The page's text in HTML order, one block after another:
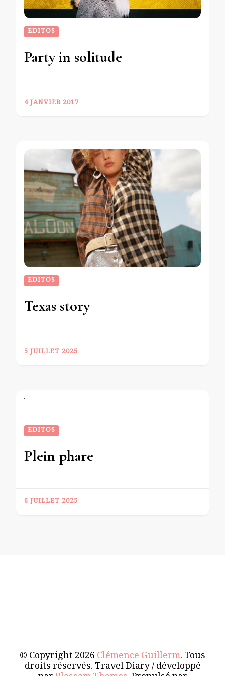
EDITOS
Party in solitude
4 JANVIER 2017
EDITOS
Texas story
5 JUILLET 2025
EDITOS
Plein phare
6 JUILLET 2025
© Copyright 2026 Clémence Guillerm. Tous
droits réservés. Travel Diary / développé